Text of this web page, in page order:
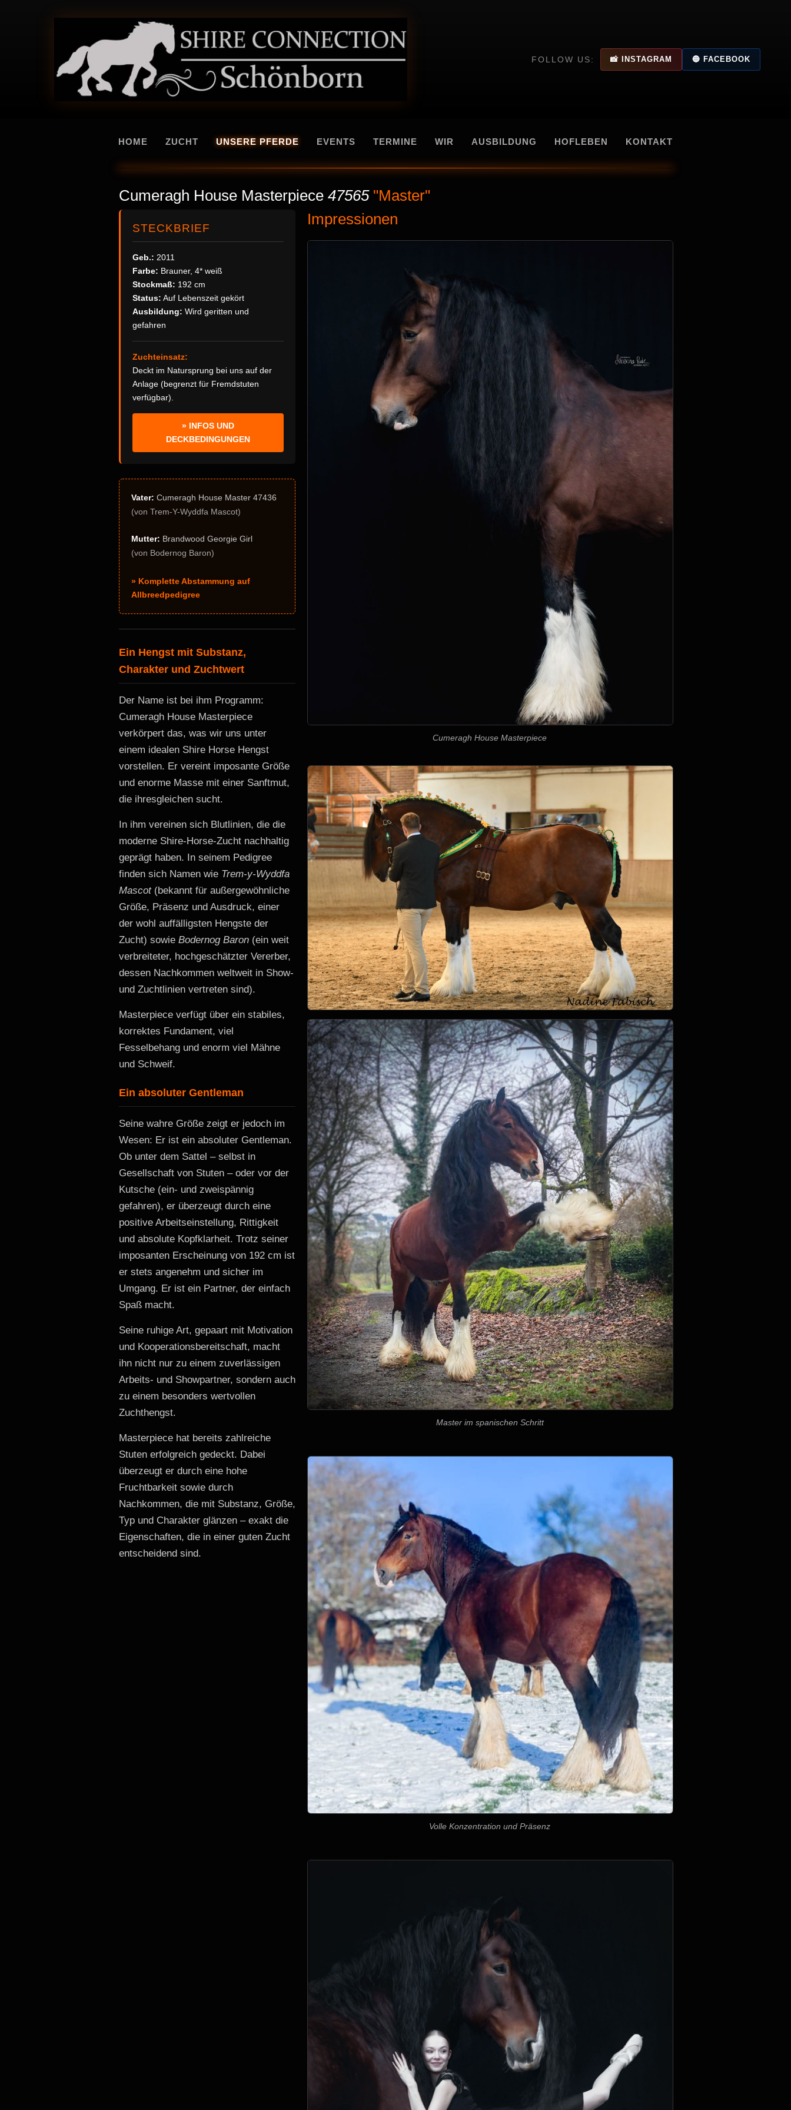
FOLLOW US: 📸 INSTAGRAM 🔵 FACEBOOK
HOME ZUCHT UNSERE PFERDE EVENTS TERMINE WIR AUSBILDUNG HOFLEBEN KONTAKT
Cumeragh House Masterpiece 47565 "Master"
STECKBRIEF
Geb.: 2011
Farbe: Brauner, 4* weiß
Stockmaß: 192 cm
Status: Auf Lebenszeit gekört
Ausbildung: Wird geritten und
gefahren
Zuchteinsatz:
Deckt im Natursprung bei uns auf der
Anlage (begrenzt für Fremdstuten
verfügbar).
» INFOS UND
DECKBEDINGUNGEN
Vater: Cumeragh House Master 47436
(von Trem-Y-Wyddfa Mascot)
Mutter: Brandwood Georgie Girl
(von Bodernog Baron)
» Komplette Abstammung auf
Allbreedpedigree
Ein Hengst mit Substanz,
Charakter und Zuchtwert
Der Name ist bei ihm Programm:
Cumeragh House Masterpiece
verkörpert das, was wir uns unter
einem idealen Shire Horse Hengst
vorstellen. Er vereint imposante Größe
und enorme Masse mit einer Sanftmut,
die ihresgleichen sucht.
In ihm vereinen sich Blutlinien, die die
moderne Shire-Horse-Zucht nachhaltig
geprägt haben. In seinem Pedigree
finden sich Namen wie Trem-y-Wyddfa
Mascot(bekannt für außergewöhnliche
Größe, Präsenz und Ausdruck, einer
der wohl auffälligsten Hengste der
Zucht) sowie Bodernog Baron (ein weit
verbreiteter, hochgeschätzter Vererber,
dessen Nachkommen weltweit in Show-
und Zuchtlinien vertreten sind).
Masterpiece verfügt über ein stabiles,
korrektes Fundament, viel
Fesselbehang und enorm viel Mähne
und Schweif.
Ein absoluter Gentleman
Seine wahre Größe zeigt er jedoch im
Wesen: Er ist ein absoluter Gentleman.
Ob unter dem Sattel – selbst in
Gesellschaft von Stuten – oder vor der
Kutsche (ein- und zweispännig
gefahren), er überzeugt durch eine
positive Arbeitseinstellung, Rittigkeit
und absolute Kopfklarheit. Trotz seiner
imposanten Erscheinung von 192 cm ist
er stets angenehm und sicher im
Umgang. Er ist ein Partner, der einfach
Spaß macht.
Seine ruhige Art, gepaart mit Motivation
und Kooperationsbereitschaft, macht
ihn nicht nur zu einem zuverlässigen
Arbeits- und Showpartner, sondern auch
zu einem besonders wertvollen
Zuchthengst.
Masterpiece hat bereits zahlreiche
Stuten erfolgreich gedeckt. Dabei
überzeugt er durch eine hohe
Fruchtbarkeit sowie durch
Nachkommen, die mit Substanz, Größe,
Typ und Charakter glänzen – exakt die
Eigenschaften, die in einer guten Zucht
entscheidend sind.
Impressionen
Cumeragh House Masterpiece
Master im spanischen Schritt
Volle Konzentration und Präsenz